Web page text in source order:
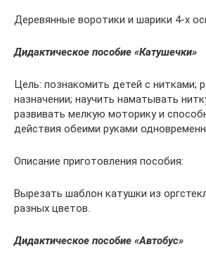
Деревянные воротики и шарики 4-х
Дидактическое пособие «Катушечки»
Цель: познакомить детей с нитками;
назначении; научить наматывать
развивать мелкую моторику и
действия обеими руками
Описание приготовления пособия:
Вырезать шаблон катушки из
разных цветов.
Дидактическое пособие «Автобус»